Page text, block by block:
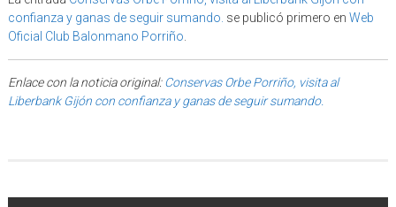
confianza y ganas de seguir sumando. se publicó primero en Web
Oficial Club Balonmano Porriño.
Enlace con la noticia original:Conservas Orbe Porriño, visita al
Liberbank Gijón con confianza y ganas de seguir sumando.